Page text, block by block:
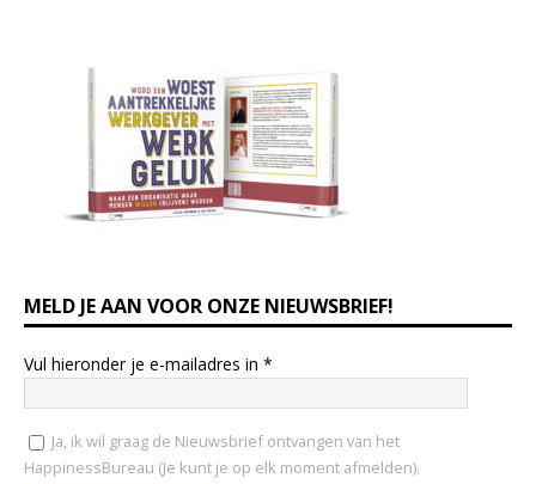
MELD JE AAN VOOR ONZE NIEUWSBRIEF!
Vul hieronder je e-mailadres in *
Ja, ik wil graag de Nieuwsbrief ontvangen van het
HappinessBureau (Je kunt je op elk moment afmelden).